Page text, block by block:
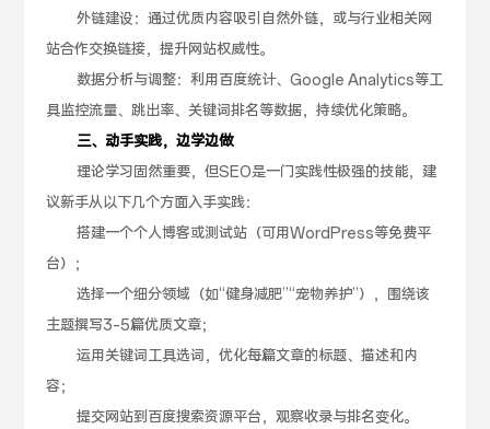
外链建设：通过优质内容吸引自然外链，或与行业相关网
站合作交换链接，提升网站权威性。
数据分析与调整：利用百度统计、Google Analytics等工
具监控流量、跳出率、关键词排名等数据，持续优化策略。
三、动手实践，边学边做
理论学习固然重要，但SEO是一门实践性极强的技能，建
议新手从以下几个方面入手实践：
搭建一个个人博客或测试站（可用WordPress等免费平
台）；
选择一个细分领域（如“健身减肥”“宠物养护”），围绕该
主题撰写3–5篇优质文章；
运用关键词工具选词，优化每篇文章的标题、描述和内
容；
提交网站到百度搜索资源平台，观察收录与排名变化。